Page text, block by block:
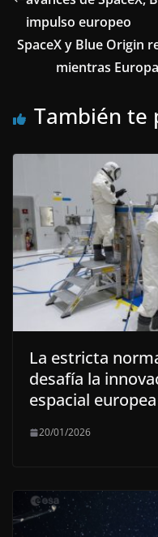
impulso europeo
SpaceX y Blue Origin
mientras
También te
La estricta
desafía la
espacial europea
20/01/2026